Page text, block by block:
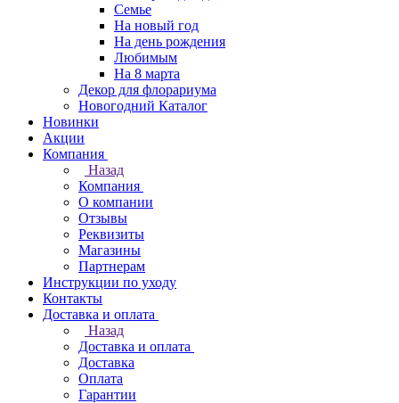
Семье
На новый год
На день рождения
Любимым
На 8 марта
Декор для флорариума
Новогодний Каталог
Новинки
Акции
Компания
Назад
Компания
О компании
Отзывы
Реквизиты
Магазины
Партнерам
Инструкции по уходу
Контакты
Доставка и оплата
Назад
Доставка и оплата
Доставка
Оплата
Гарантии